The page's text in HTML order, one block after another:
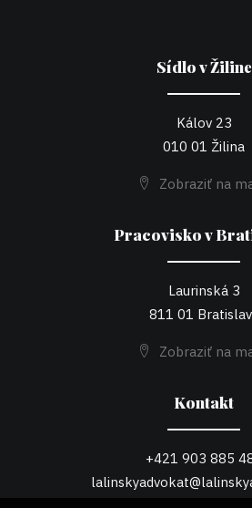
Sídlo v Žiline
Kálov 23
010 01 Žilina
Zobraziť na
Pracovisko v
Laurinská 3
811 01
Zobraziť na
Kontakt
+421 903 885